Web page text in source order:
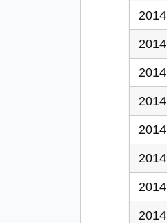
2014
2014
2014
2014
2014
2014
2014
2014